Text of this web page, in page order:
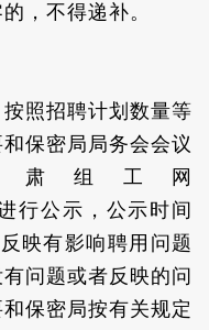
，不得递补。
照招聘计划数量等
保密局局务会会议
组工网
行公示，公示时间
映有影响聘用问题
问题或者反映的问
保密局按有关规定